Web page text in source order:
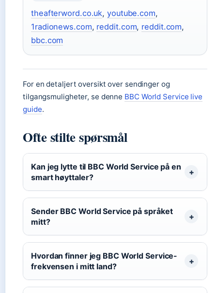
theafterword.co.uk,youtube.com,
1radionews.com, reddit.com, reddit.com,
bbc.com
For en detaljert oversikt over sendinger og
tilgangsmuligheter, se denne BBC World Service live
guide.
Ofte stilte spørsmål
Kan jeg lytte til BBC World Service på en
smart høyttaler?
Sender BBC World Service på språket
mitt?
Hvordan finner jeg BBC World Service-
frekvensen i mitt land?